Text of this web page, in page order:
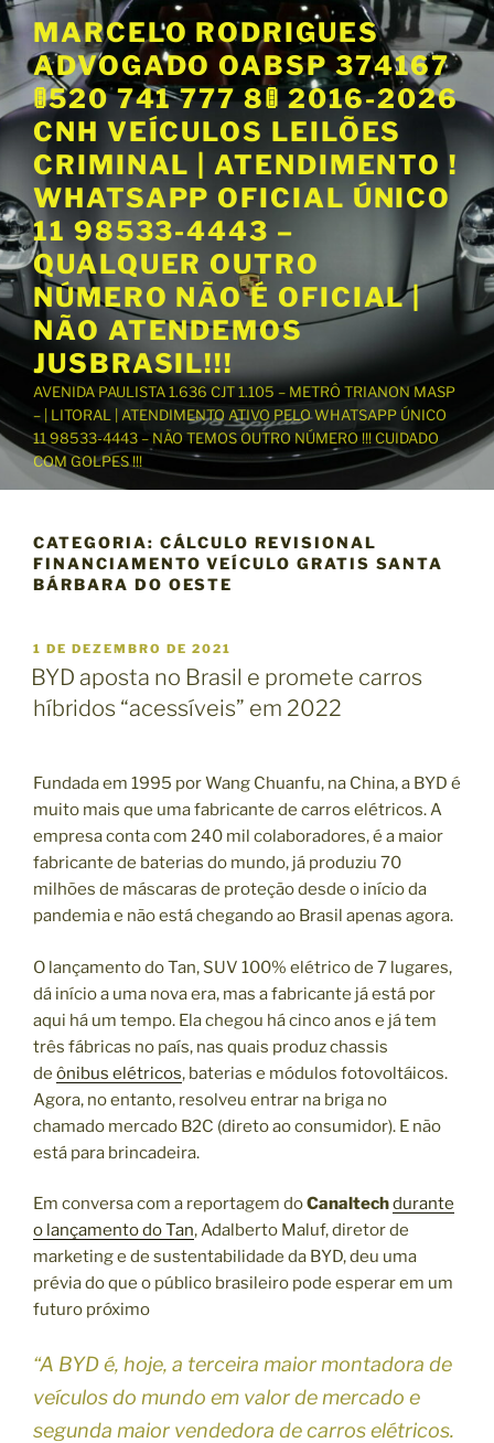
P
u
a
r
r
a
o
c
o
n
t
ú
d
MARCELO RODRIGUES
ADVOGADO OABSP 374167
🚦520 741 777 8🚦 2016-2026
CNH VEÍCULOS LEILÕES
CRIMINAL | ATENDIMENTO !
WHATSAPP OFICIAL ÚNICO
11 98533-4443 –
QUALQUER OUTRO
NÚMERO NÃO É OFICIAL |
NÃO ATENDEMOS
JUSBRASIL!!!
AVENIDA PAULISTA 1.636 CJT 1.105 – METRÔ TRIANON MASP
– | LITORAL | ATENDIMENTO ATIVO PELO WHATSAPP ÚNICO
11 98533-4443 – NÃO TEMOS OUTRO NÚMERO !!! CUIDADO
COM GOLPES !!!
CATEGORIA: CÁLCULO REVISIONAL
FINANCIAMENTO VEÍCULO GRATIS SANTA
BÁRBARA DO OESTE
P
U
B
L
D
O
M
1 DE DEZEMBRO DE 2021
BYD aposta no Brasil e promete carros
híbridos “acessíveis” em 2022
Fundada em 1995 por Wang Chuanfu, na China, a BYD é
muito mais que uma fabricante de carros elétricos. A
empresa conta com 240 mil colaboradores, é a maior
fabricante de baterias do mundo, já produziu 70
milhões de máscaras de proteção desde o início da
pandemia e não está chegando ao Brasil apenas agora.
O lançamento do Tan, SUV 100% elétrico de 7 lugares,
dá início a uma nova era, mas a fabricante já está por
aqui há um tempo. Ela chegou há cinco anos e já tem
três fábricas no país, nas quais produz chassis
de ônibus elétricos, baterias e módulos fotovoltáicos.
Agora, no entanto, resolveu entrar na briga no
chamado mercado B2C (direto ao consumidor). E não
está para brincadeira.
Em conversa com a reportagem doCanaltechdurante
o lançamento do Tan, Adalberto Maluf, diretor de
marketing e de sustentabilidade da BYD, deu uma
prévia do que o público brasileiro pode esperar em um
futuro próximo
“A BYD é, hoje, a terceira maior montadora de
veículos do mundo em valor de mercado e
segunda maior vendedora de carros elétricos.